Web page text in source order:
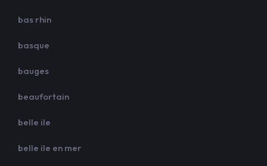
bas rhin
basque
bauges
beaufortain
belle ile
belle ile en mer